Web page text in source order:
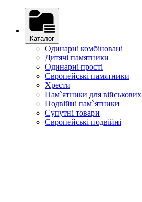
Каталог
Одинарні комбіновані
Дитячі памятники
Одинарні прості
Європейські памятники
Хрести
Пам`ятники для військових
Подвійні пам`ятники
Супутні товари
Європейські подвійні